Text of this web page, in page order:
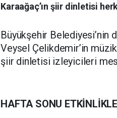
Karaağaç’ın şiir dinletisi
Büyükşehir Belediyesi’nin
Veysel Çelikdemir’in müzik
şiir dinletisi izleyicileri
HAFTA SONU